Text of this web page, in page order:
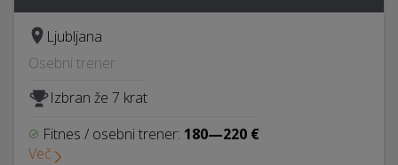
Ljubljana
Osebni trener
Izbran že 7 krat
Fitnes / osebni trener: 180—220 €
Več